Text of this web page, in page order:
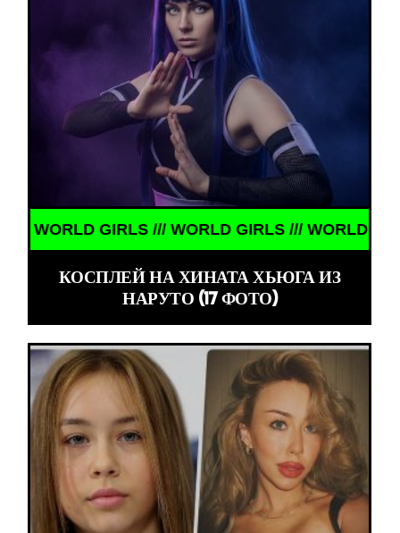
/// WORLD GIRLS /// WORLD GIRLS ///
КОСПЛЕЙ НА ХИНАТА ХЬЮГА ИЗ
НАРУТО (17 ФОТО)